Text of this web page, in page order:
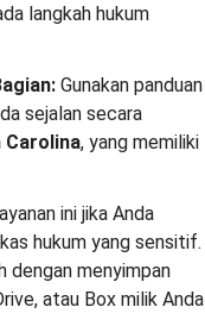
langkah hukum
Gunakan panduan
sejalan secara
Carolina, yang memiliki
ini jika Anda
hukum yang sensitif.
dengan menyimpan
atau Box milik Anda